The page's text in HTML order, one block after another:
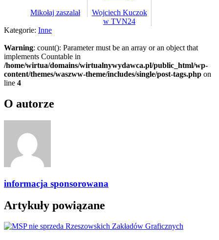
Mikołaj zaszalał
Wojciech Kuczok
w TVN24
Kategorie: Inne
Warning: count(): Parameter must be an array or an object that
implements Countable in
/home/wirtua/domains/wirtualnywydawca.pl/public_html/wp-
content/themes/waszww-theme/includes/single/post-tags.php on
line 4
O autorze
informacja sponsorowana
Artykuły powiązane